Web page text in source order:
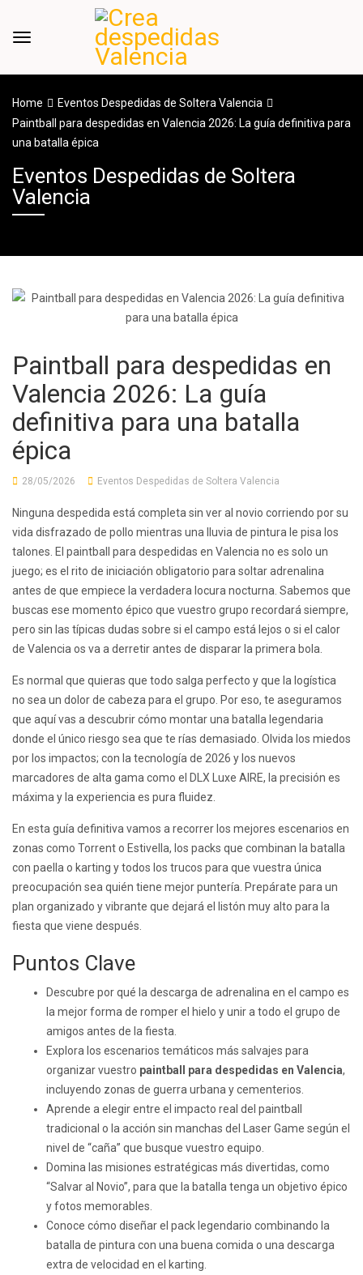
Home
Eventos Despedidas de Soltera Valencia
Paintball para despedidas en Valencia 2026: La guía definitiva para
una batalla épica
Eventos Despedidas de Soltera
Valencia
Paintball para despedidas en
Valencia 2026: La guía
definitiva para una batalla
épica
28/05/2026 Eventos Despedidas de Soltera Valencia
Ninguna despedida está completa sin ver al novio corriendo por su
vida disfrazado de pollo mientras una lluvia de pintura le pisa los
talones. El paintball para despedidas en Valencia no es solo un
juego; es el rito de iniciación obligatorio para soltar adrenalina
antes de que empiece la verdadera locura nocturna. Sabemos que
buscas ese momento épico que vuestro grupo recordará siempre,
pero sin las típicas dudas sobre si el campo está lejos o si el calor
de Valencia os va a derretir antes de disparar la primera bola.
Es normal que quieras que todo salga perfecto y que la logística
no sea un dolor de cabeza para el grupo. Por eso, te aseguramos
que aquí vas a descubrir cómo montar una batalla legendaria
donde el único riesgo sea que te rías demasiado. Olvida los miedos
por los impactos; con la tecnología de 2026 y los nuevos
marcadores de alta gama como el DLX Luxe AIRE, la precisión es
máxima y la experiencia es pura fluidez.
En esta guía definitiva vamos a recorrer los mejores escenarios en
zonas como Torrent o Estivella, los packs que combinan la batalla
con paella o karting y todos los trucos para que vuestra única
preocupación sea quién tiene mejor puntería. Prepárate para un
plan organizado y vibrante que dejará el listón muy alto para la
fiesta que viene después.
Puntos Clave
Descubre por qué la descarga de adrenalina en el campo es
la mejor forma de romper el hielo y unir a todo el grupo de
amigos antes de la fiesta.
Explora los escenarios temáticos más salvajes para
organizar vuestro paintball para despedidas en Valencia,
incluyendo zonas de guerra urbana y cementerios.
Aprende a elegir entre el impacto real del paintball
tradicional o la acción sin manchas del Laser Game según el
nivel de “caña” que busque vuestro equipo.
Domina las misiones estratégicas más divertidas, como
“Salvar al Novio”, para que la batalla tenga un objetivo épico
y fotos memorables.
Conoce cómo diseñar el pack legendario combinando la
batalla de pintura con una buena comida o una descarga
extra de velocidad en el karting.